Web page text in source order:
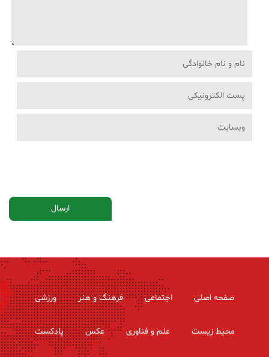
صفحه اصلی اجتماعی فرهنگ و هنر ورزشی
محیط زیست علم و فناوری عکس پادکست